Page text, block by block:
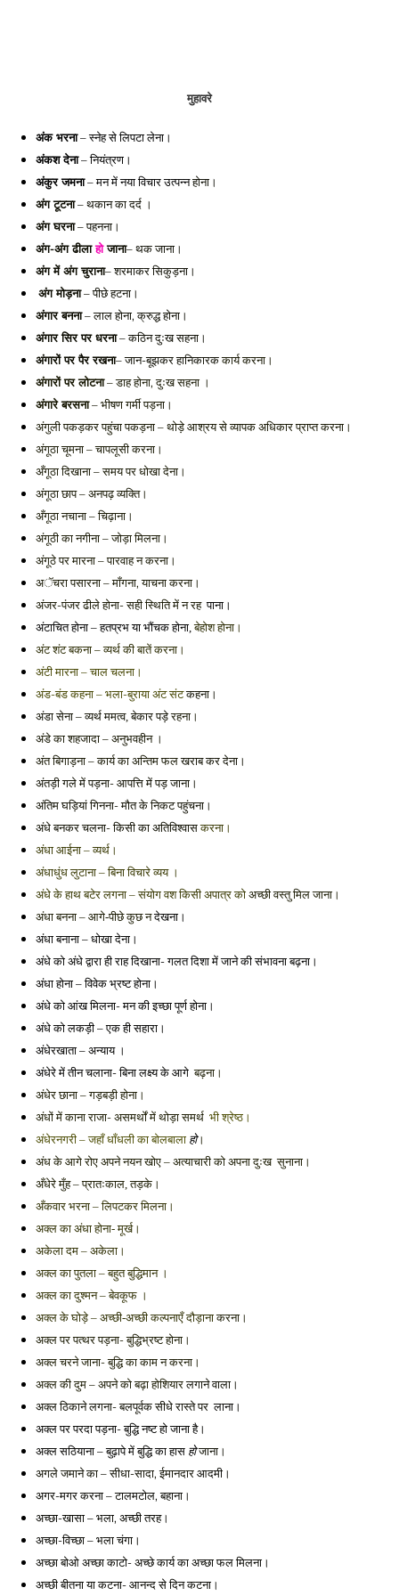
मुहावरे
अंक भरना – स्नेह से लिपटा लेना।
अंकश देना – नियंत्रण।
अंकुर जमना – मन में नया विचार उत्पन्न होना।
अंग टूटना – थकान का दर्द ।
अंग घरना – पहनना।
अंग-अंग ढीला हो जाना– थक जाना।
अंग में अंग चुराना– शरमाकर सिकुड़ना।
अंग मोड़ना – पीछे हटना।
अंगार बनना – लाल होना, क्रुद्ध होना।
अंगार सिर पर धरना – कठिन दुःख सहना।
अंगारों पर पैर रखना– जान-बूझकर हानिकारक कार्य करना।
अंगारों पर लोटना – डाह होना, दुःख सहना ।
अंगारे बरसना – भीषण गर्मी पड़ना।
अंगुली पकड़कर पहुंचा पकड़ना – थोड़े आश्रय से व्यापक अधिकार प्राप्त करना।
अंगूठा चूमना – चापलूसी करना।
अँगूठा दिखाना – समय पर धोखा देना।
अंगूठा छाप – अनपढ़ व्यक्ति।
अँगूठा नचाना – चिढ़ाना।
अंगूठी का नगीना – जोड़ा मिलना।
अंगूठे पर मारना – पारवाह न करना।
अॅचरा पसारना – माँगना, याचना करना।
अंजर-पंजर ढीले होना- सही स्थिति में न रह पाना।
अंटाचित होना – हतप्रभ या भौंचक होना, बेहोश होना।
अंट शंट बकना – व्यर्थ की बातें करना।
अंटी मारना – चाल चलना।
अंड-बंड कहना – भला-बुराया अंट संट कहना।
अंडा सेना – व्यर्थ ममत्व, बेकार पड़े रहना।
अंडे का शहजादा – अनुभवहीन ।
अंत बिगाड़ना – कार्य का अन्तिम फल खराब कर देना।
अंतड़ी गले में पड़ना- आपत्ति में पड़ जाना।
अंतिम घड़ियां गिनना- मौत के निकट पहुंचना।
अंधे बनकर चलना- किसी का अतिविश्वास करना।
अंधा आईना – व्यर्थ।
अंधाधुंध लुटाना – बिना विचारे व्यय ।
अंधे के हाथ बटेर लगना – संयोग वश किसी अपात्र को अच्छी वस्तु मिल जाना।
अंधा बनना – आगे-पीछे कुछ न देखना।
अंधा बनाना – धोखा देना।
अंधे को अंधे द्वारा ही राह दिखाना- गलत दिशा में जाने की संभावना बढ़ना।
अंधा होना – विवेक भ्रष्ट होना।
अंधे को आंख मिलना- मन की इच्छा पूर्ण होना।
अंधे को लकड़ी – एक ही सहारा।
अंधेरखाता – अन्याय ।
अंधेरे में तीन चलाना- बिना लक्ष्य के आगे बढ़ना।
अंधेर छाना – गड़बड़ी होना।
अंधों में काना राजा- असमर्थों में थोड़ा समर्थ भी श्रेष्ठ।
अंधेरनगरी – जहाँ धाँधली का बोलबाला हो।
अंध के आगे रोए अपने नयन खोए – अत्याचारी को अपना दुःख  सुनाना।
अँधेरे मुँह – प्रातःकाल, तड़के।
अँकवार भरना – लिपटकर मिलना।
अक्ल का अंधा होना- मूर्ख।
अकेला दम – अकेला।
अक्ल का पुतला – बहुत बुद्धिमान ।
अक्ल का दुश्मन – बेवकूफ ।
अक्ल के घोड़े – अच्छी-अच्छी कल्पनाएँ दौड़ाना करना।
अक्ल पर पत्थर पड़ना- बुद्धिभ्रष्ट होना।
अक्ल चरने जाना- बुद्धि का काम न करना।
अक्ल की दुम – अपने को बढ़ा होशियार लगाने वाला।
अक्ल ठिकाने लगना- बलपूर्वक सीधे रास्ते पर लाना।
अक्ल पर परदा पड़ना- बुद्धि नष्ट हो जाना है।
अक्ल सठियाना – बुढ़ापे में बुद्धि का हास हो जाना।
अगले जमाने का – सीधा-सादा, ईमानदार आदमी।
अगर-मगर करना – टालमटोल, बहाना।
अच्छा-खासा – भला, अच्छी तरह।
अच्छा-विच्छा – भला चंगा।
अच्छा बोओ अच्छा काटो- अच्छे कार्य का अच्छा फल मिलना।
अच्छी बीतना या कटना- आनन्द से दिन कटना।